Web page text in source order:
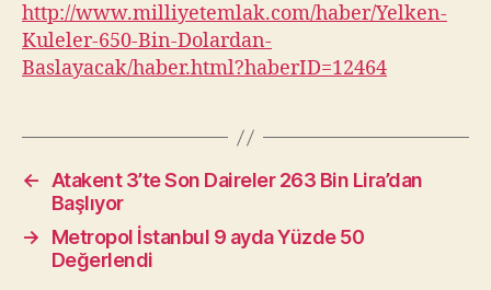
http://www.milliyetemlak.com/haber/Yelken-
Kuleler-650-Bin-Dolardan-
Baslayacak/haber.html?haberID=12464
←
Atakent 3’te Son Daireler 263 Bin Lira’dan
Başlıyor
→
Metropol İstanbul 9 ayda Yüzde 50
Değerlendi